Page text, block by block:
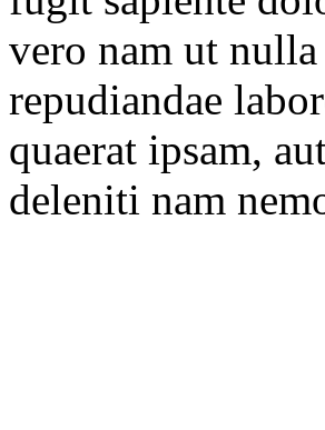
vero nam ut
repudiandae
quaerat ipsam,
deleniti nam